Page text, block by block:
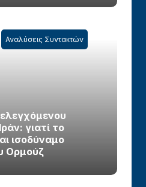
Αναλύσεις Συντακτών
γιατί το
ισοδύναμο
Ορμούζ